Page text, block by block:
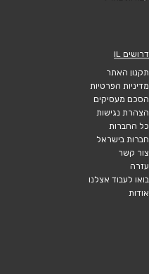
דרושים IL
תקנון האתר
מדיניות הפרטיות
הסכם מעסיקים
הצהרת נגישות
כל החברות
חברות בישראל
צור קשר
עזרה
בואו לעבוד אצלנו
אודות